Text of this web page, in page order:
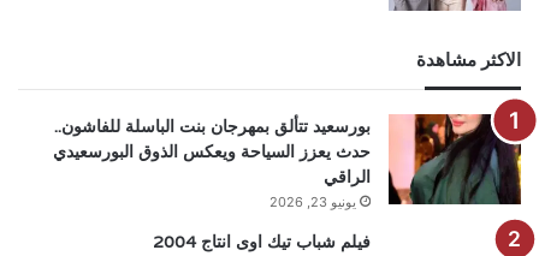
الاكثر مشاهدة
بورسعيد تتألق بمهرجان بنت الباسلة للفاشون..
حدث يعزز السياحة ويعكس الذوق البورسعيدي
الراقي
يونيو 23, 2026
فيلم شباب تيك اوى انتاج 2004